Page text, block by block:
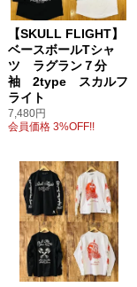
【SKULL FLIGHT】
ベースボールTシャ
ツ ラグラン７分
袖 2type スカルフ
ライト
7,480円
会員価格 3%OFF!!